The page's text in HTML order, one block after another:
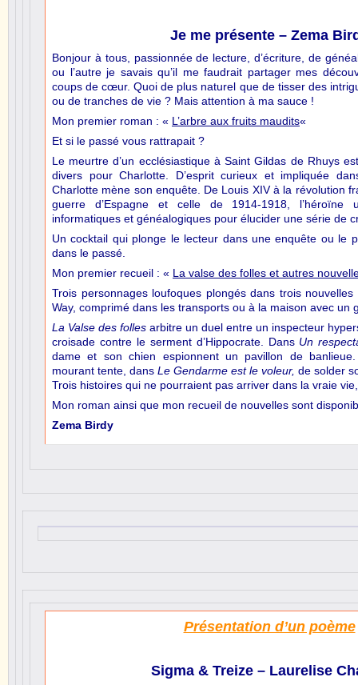
Je me présente – Zema
Bonjour à tous, passionnée de lecture, d’écriture, de
ou l’autre je savais qu’il me faudrait partager mes
coups de cœur. Quoi de plus naturel que de tisser des
ou de tranches de vie ? Mais attention à ma sauce !
Mon premier roman : « L’arbre aux fruits maudits«
Et si le passé vous rattrapait ?
Le meurtre d’un ecclésiastique à Saint Gildas de Rhuys
divers pour Charlotte. D’esprit curieux et impliquée
Charlotte mène son enquête. De Louis XIV à la révolution
guerre d’Espagne et celle de 1914-1918, l’héroïne
informatiques et généalogiques pour élucider une série de
Un cocktail qui plonge le lecteur dans une enquête ou le
dans le passé.
Mon premier recueil : « La valse des folles et autres
Trois personnages loufoques plongés dans trois
Way, comprimé dans les transports ou à la maison avec un
La Valse des folles arbitre un duel entre un inspecteur
croisade contre le serment d’Hippocrate. Dans Un
dame et son chien espionnent un pavillon de banlieue.
mourant tente, dans Le Gendarme est le voleur, de solder
Trois histoires qui ne pourraient pas arriver dans la vraie
Mon roman ainsi que mon recueil de nouvelles sont
Zema Birdy
Présentation d’un poème
Sigma & Treize – Laurelise